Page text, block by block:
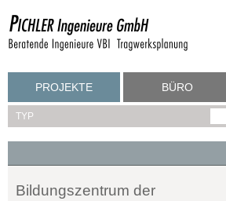
PROJEKTE BÜRO
TYP
Bildungszentrum der